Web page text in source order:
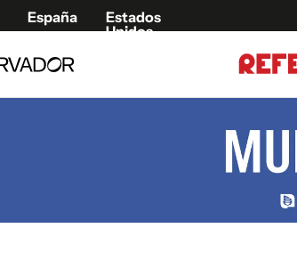
España
Estados
Unidos